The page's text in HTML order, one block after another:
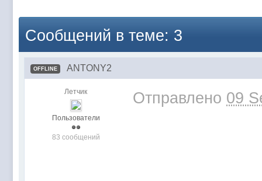
Сообщений в теме: 3
OFFLINE ANTONY2
Летчик
Пользователи
83 сообщений
Отправлено 09